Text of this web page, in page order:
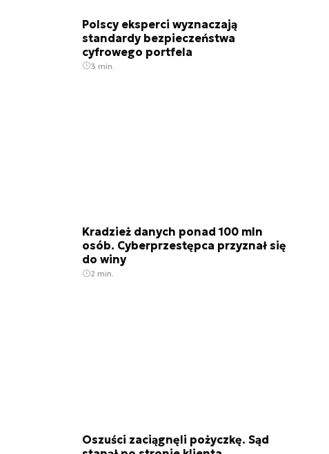
Polscy eksperci wyznaczają
standardy bezpieczeństwa
cyfrowego portfela
3 min.
Kradzież danych ponad 100 mln
osób. Cyberprzestępca przyznał się
do winy
2 min.
Oszuści zaciągnęli pożyczkę. Sąd